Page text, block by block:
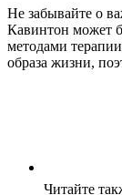
Не забывайте о
Кавинтон может
методами
образа жизни,
Читайте